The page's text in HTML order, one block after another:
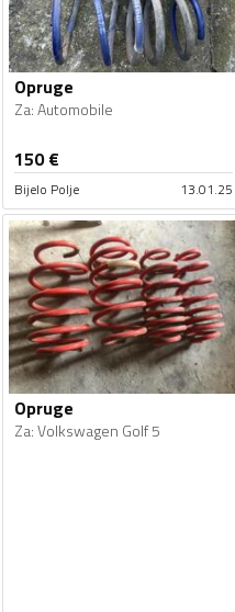
Opruge
Za:Automobile
150€
Bijelo Polje 13.01.25
Opruge
Za:Volkswagen Golf 5